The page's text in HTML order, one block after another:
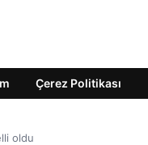
Çerez Politikası
oldu